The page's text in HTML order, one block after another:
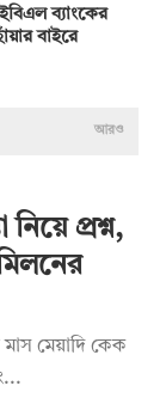
ব্যাংকের
বাইরে
আরও
নিয়ে প্রশ্ন,
মাস মেয়াদি কেক